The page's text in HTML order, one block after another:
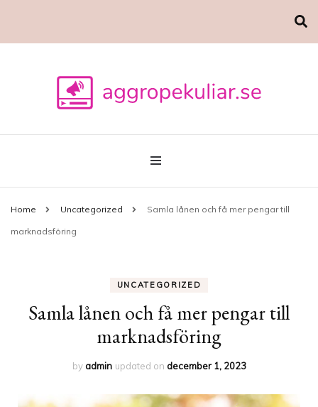
aggropekuliar.se
Home Uncategorized Samla lånen och få mer pengar till
marknadsföring
UNCATEGORIZED
Samla lånen och få mer pengar till
marknadsföring
byadmin updated on december 1, 2023